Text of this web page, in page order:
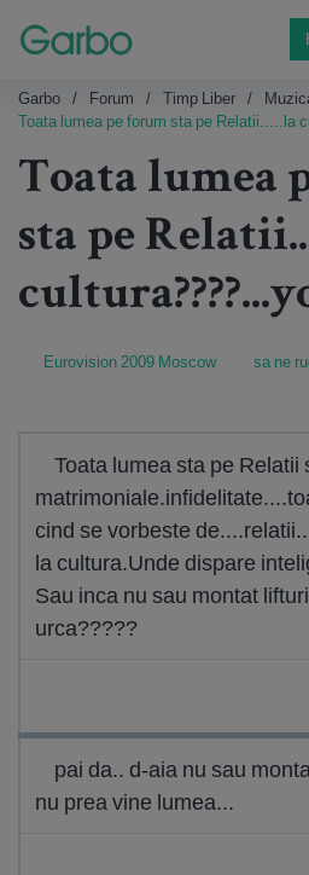
Garbo Forum Timp Liber
Toata lumea pe forum sta pe Relatii.....la
Toata lumea
sta pe
Eurovision 2009 Moscow sa ne
Toata lumea sta pe Relatii
cind se vorbeste
la cultura.Unde dispare
Sau inca nu sau montat
urca?????
pai da.. d-aia nu sau
nu prea vine lumea...